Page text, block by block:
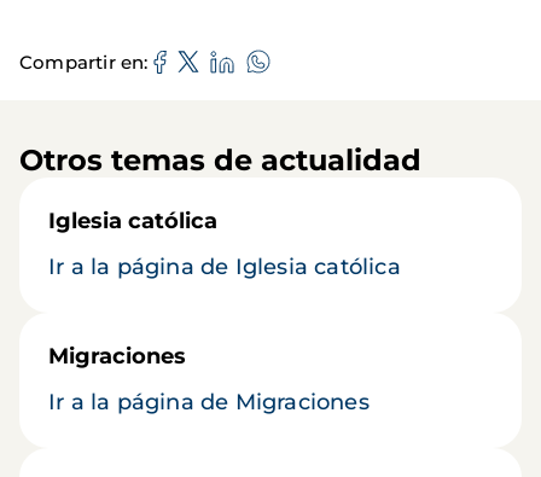
Compartir en
Otros temas de actualidad
Iglesia católica
Ir a la página de Iglesia católica
Migraciones
Ir a la página de Migraciones